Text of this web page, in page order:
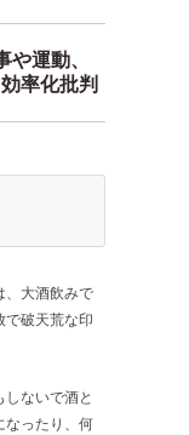
運動、
率化批判
、大酒飲みで
で破天荒な印
ないで酒と
なったり、何